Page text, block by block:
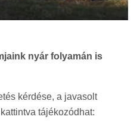
nyár folyamán is
kérdése, a javasolt
tájékozódhat: